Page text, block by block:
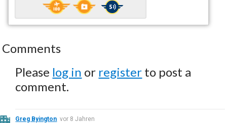
Comments
Please log in or register to post a
comment.
Greg Byington vor 8 Jahren